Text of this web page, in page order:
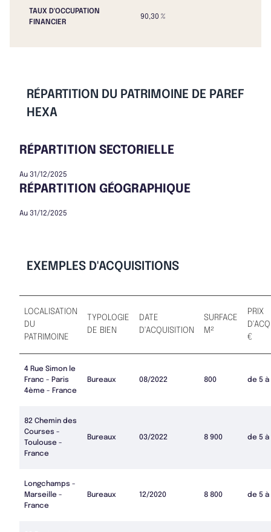
TAUX D'OCCUPATION
FINANCIER
90,30 %
RÉPARTITION DU PATRIMOINE DE PAREF
HEXA
RÉPARTITION SECTORIELLE
Au 31/12/2025
RÉPARTITION GÉOGRAPHIQUE
Au 31/12/2025
EXEMPLES D'ACQUISITIONS
LOCALISATION
DU
PATRIMOINE
TYPOLOGIE
DE BIEN
DATE
D'ACQUISITION
SURFACE
M²
PRIX
€
4 Rue Simon le
Franc - Paris
4ème - France
Bureaux 08/2022 800 de 5 à
82 Chemin des
Courses -
Toulouse -
France
Bureaux 03/2022 8 900 de 5 à
Longchamps -
Marseille -
France
Bureaux 12/2020 8 800 de 5 à